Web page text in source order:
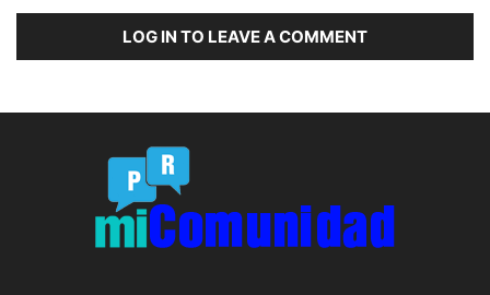
LOG IN TO LEAVE A COMMENT